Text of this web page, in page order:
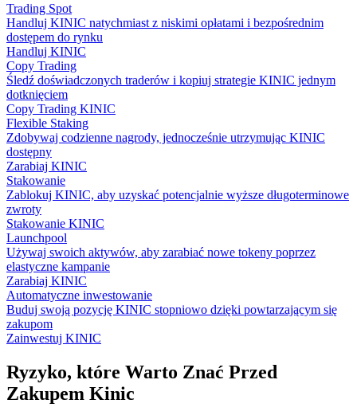
Trading Spot
Handluj KINIC natychmiast z niskimi opłatami i bezpośrednim
dostępem do rynku
Handluj KINIC
Copy Trading
Śledź doświadczonych traderów i kopiuj strategie KINIC jednym
dotknięciem
Copy Trading KINIC
Flexible Staking
Zdobywaj codzienne nagrody, jednocześnie utrzymując KINIC
dostępny
Zarabiaj KINIC
Stakowanie
Zablokuj KINIC, aby uzyskać potencjalnie wyższe długoterminowe
zwroty
Stakowanie KINIC
Launchpool
Używaj swoich aktywów, aby zarabiać nowe tokeny poprzez
elastyczne kampanie
Zarabiaj KINIC
Automatyczne inwestowanie
Buduj swoją pozycję KINIC stopniowo dzięki powtarzającym się
zakupom
Zainwestuj KINIC
Ryzyko, które Warto Znać Przed
Zakupem Kinic